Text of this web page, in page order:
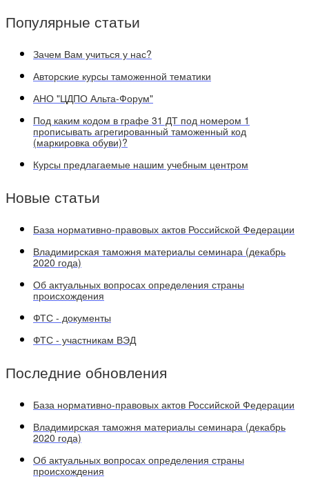
Популярные статьи
Зачем Вам учиться у нас?
Авторские курсы таможенной тематики
АНО "ЦДПО Альта-Форум"
Под каким кодом в графе 31 ДТ под номером 1
прописывать агрегированный таможенный код
(маркировка обуви)?
Курсы предлагаемые нашим учебным центром
Новые статьи
База нормативно-правовых актов Российской Федерации
Владимирская таможня материалы семинара (декабрь
2020 года)
Об актуальных вопросах определения страны
происхождения
ФТС - документы
ФТС - участникам ВЭД
Последние обновления
База нормативно-правовых актов Российской Федерации
Владимирская таможня материалы семинара (декабрь
2020 года)
Об актуальных вопросах определения страны
происхождения